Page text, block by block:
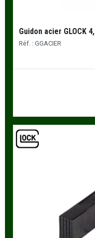
Guidon acier GLOCK
Réf. : GGACIER